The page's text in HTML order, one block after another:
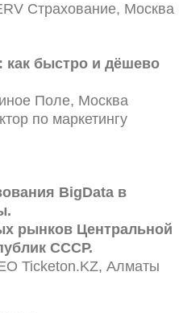
Страхование, Москва
как быстро и дёшево
Поле, Москва
по маркетингу
BigData в
рынков Центральной
СССР.
Ticketon.KZ, Алматы